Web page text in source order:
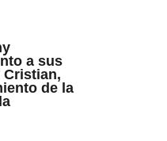
a sus
Cristian,
de la